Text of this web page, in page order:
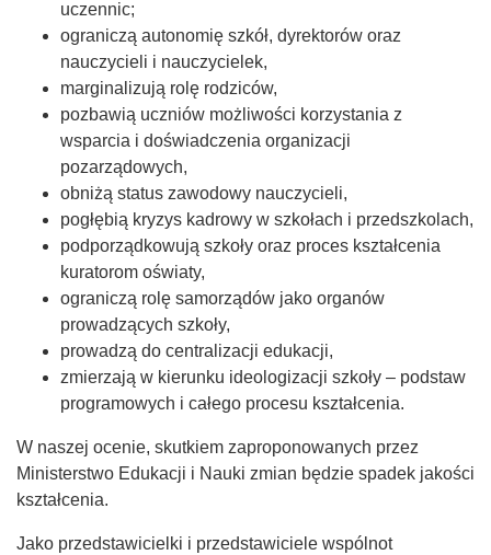
uczennic;
ograniczą autonomię szkół, dyrektorów oraz
nauczycieli i nauczycielek,
marginalizują rolę rodziców,
pozbawią uczniów możliwości korzystania z
wsparcia i doświadczenia organizacji
pozarządowych,
obniżą status zawodowy nauczycieli,
pogłębią kryzys kadrowy w szkołach i przedszkolach,
podporządkowują szkoły oraz proces kształcenia
kuratorom oświaty,
ograniczą rolę samorządów jako organów
prowadzących szkoły,
prowadzą do centralizacji edukacji,
zmierzają w kierunku ideologizacji szkoły – podstaw
programowych i całego procesu kształcenia.
W naszej ocenie, skutkiem zaproponowanych przez
Ministerstwo Edukacji i Nauki zmian będzie spadek jakości
kształcenia.
Jako przedstawicielki i przedstawiciele wspólnot